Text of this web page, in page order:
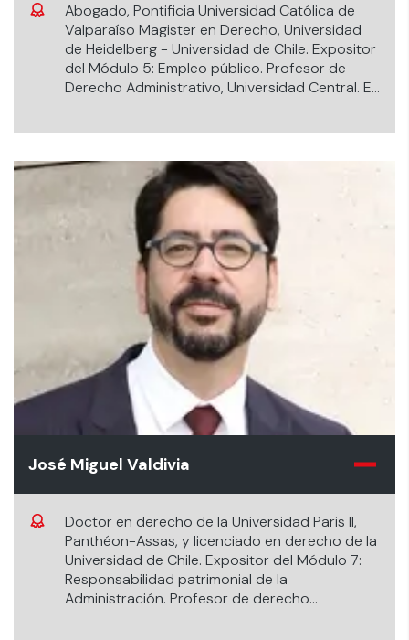
Abogado, Pontificia Universidad Católica de
Valparaíso Magister en Derecho, Universidad
de Heidelberg - Universidad de Chile. Expositor
del Módulo 5: Empleo público. Profesor de
Derecho Administrativo, Universidad Central. Ex
José Miguel Valdivia
Doctor en derecho de la Universidad Paris II,
Panthéon-Assas, y licenciado en derecho de la
Universidad de Chile. Expositor del Módulo 7:
Responsabilidad patrimonial de la
Administración. Profesor de derecho